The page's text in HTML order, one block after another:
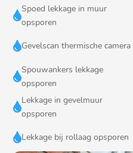

Spoed lekkage in muur
opsporen
Gevelscan thermische camera

Spouwankers lekkage
opsporen

Lekkage in gevelmuur
opsporen
Lekkage bij rollaag opsporen